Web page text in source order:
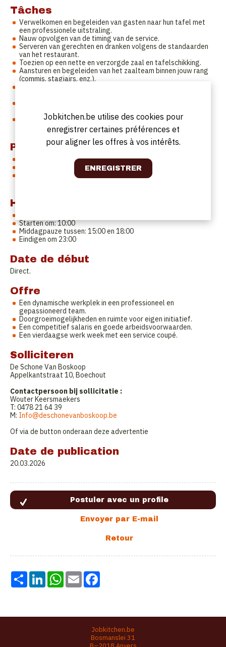
Tâches
Verwelkomen en begeleiden van gasten naar hun tafel met
een professionele uitstraling.
Nauw opvolgen van de timing van de service.
Serveren van gerechten en dranken volgens de standaarden
van het restaurant.
Toezien op een nette en verzorgde zaal en tafelschikking.
Aansturen en begeleiden van het zaalteam binnen jouw rang
(commis, stagiairs, enz.).
service te garanderen.
Meedenken over het verbeteren van de gastbeleving en
servicekwaliteit.
Profil
Ervaring in een soortgelijke functie.
Gastvriendelijk, stressbestendig en met een oog voor detail.
Uitstekende communicatievaardigheden en een verzorgd
Horaires de travail
Starten om: 10:00
Middagpauze tussen: 15:00 en 18:00
Eindigen om 23:00
Date de début
Direct.
Offre
Een dynamische werkplek in een professioneel en
gepassioneerd team.
Doorgroeimogelijkheden en ruimte voor eigen initiatief.
Een competitief salaris en goede arbeidsvoorwaarden.
Een vierdaagse werk week met een service coupé.
Solliciteren
De Schone Van Boskoop
Appelkantstraat 10, Boechout
Contactpersoon bij sollicitatie :
Wouter Keersmaekers
T: 0478 21 64 39
M: Info@deschonevanboskoop.be
Of via de button onderaan deze advertentie
Date de publication
20.03.2026
Share LinkedInWhatsApp
Email
Jobkitchen.be
Bosmanslei 31
Jobkitchen.be utilise des cookies pour
enregistrer certaines préférences et
pour aligner les offres à vos intérêts.